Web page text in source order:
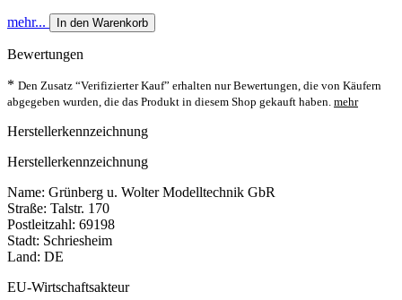
mehr... In den Warenkorb
Bewertungen
* Den Zusatz “Verifizierter Kauf” erhalten nur Bewertungen, die von Käufern
abgegeben wurden, die das Produkt in diesem Shop gekauft haben. mehr
Herstellerkennzeichnung
Herstellerkennzeichnung
Name: Grünberg u. Wolter Modelltechnik GbR
Straße: Talstr. 170
Postleitzahl: 69198
Stadt: Schriesheim
Land: DE
EU-Wirtschaftsakteur